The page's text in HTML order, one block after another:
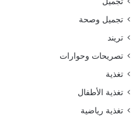
تجميل وصحة
تريند
تصريحات وحوارات
تغذية
تغذية الأطفال
تغذية رياضية